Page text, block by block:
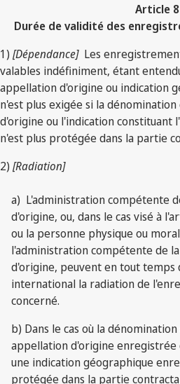
Article 8
Durée de validité des
1) [Dépendance]Les
valables indéfiniment, étant
appellation d'origine ou indication
n'est plus exigée si la
d'origine ou l'indication constituant
n'est plus protégée dans la partie
2) [Radiation]
a) L'administration compétente
d'origine, ou, dans le cas visé à
ou la personne physique ou
l'administration compétente de
d'origine, peuvent en tout temps
international la radiation de
concerné.
b) Dans le cas où la
appellation d'origine enregistrée
une indication géographique
protégée dans la partie